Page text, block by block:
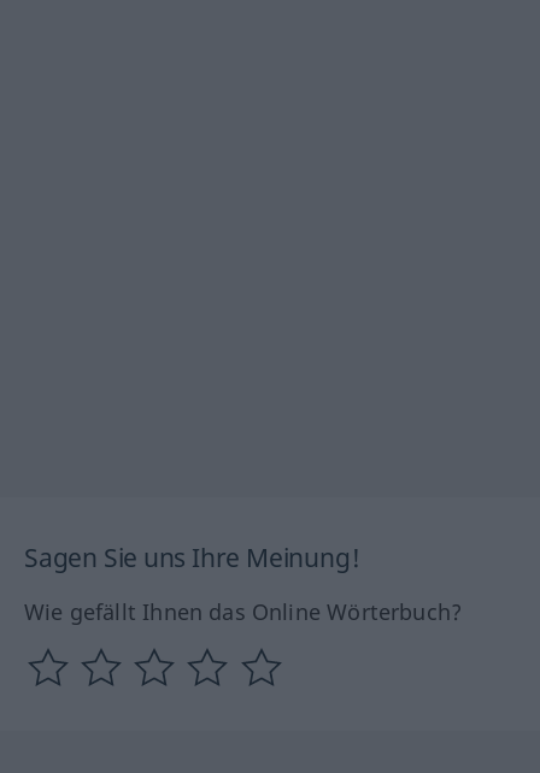
Sagen Sie uns Ihre Meinung!
Wie gefällt Ihnen das Online Wörterbuch?